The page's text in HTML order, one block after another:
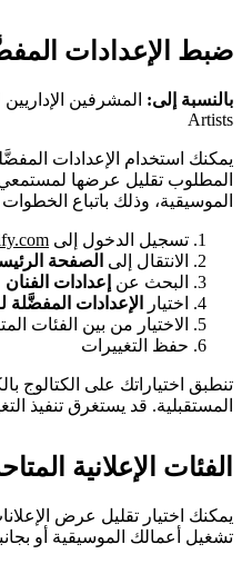
ضبط الإعدادات
بالنسبة إلى:
Artists
يمكنك استخدام الإعدادات المفضَّلة
الموسيقية، وذلك باتباع الخطوات
تسجيل الدخول إلى
الانتقال إلى الصفحة
البحث عن إعدادات الفنان
اختيار
الإعدادات المفضَّلة
الاختيار من بين الفئات
حفظ التغييرات
تنطبق اختياراتك على الكتالوج
المستقبلية. قد يستغرق تنفيذ
الفئات الإعلانية
يمكنك اختيار تقليل عرض
تشغيل أعمالك الموسيقية أو